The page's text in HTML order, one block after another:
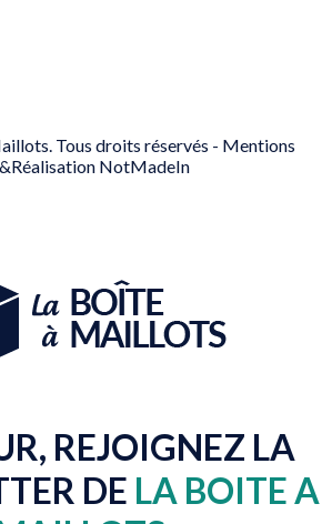
Tous droits réservés - Mentions
NotMadeIn
REJOIGNEZ LA
DE LA BOITE A